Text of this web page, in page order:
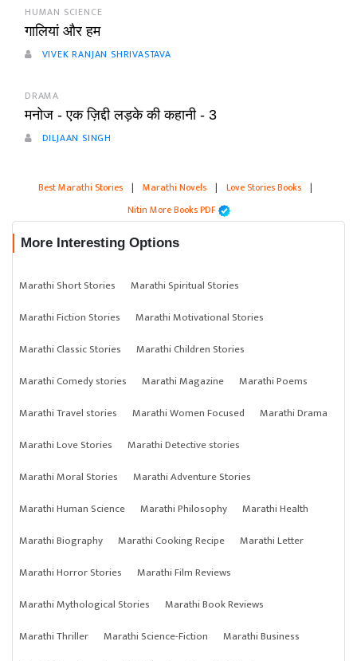
HUMAN SCIENCE
गालियां और हम
VIVEK RANJAN SHRIVASTAVA
DRAMA
मनोज - एक ज़िद्दी लड़के की कहानी - 3
DILJAAN SINGH
Best Marathi Stories | Marathi Novels | Love Stories Books |
Nitin More Books PDF
More Interesting Options
Marathi Short Stories
Marathi Spiritual Stories
Marathi Fiction Stories
Marathi Motivational Stories
Marathi Classic Stories
Marathi Children Stories
Marathi Comedy stories
Marathi Magazine
Marathi Poems
Marathi Travel stories
Marathi Women Focused
Marathi Drama
Marathi Love Stories
Marathi Detective stories
Marathi Moral Stories
Marathi Adventure Stories
Marathi Human Science
Marathi Philosophy
Marathi Health
Marathi Biography
Marathi Cooking Recipe
Marathi Letter
Marathi Horror Stories
Marathi Film Reviews
Marathi Mythological Stories
Marathi Book Reviews
Marathi Thriller
Marathi Science-Fiction
Marathi Business